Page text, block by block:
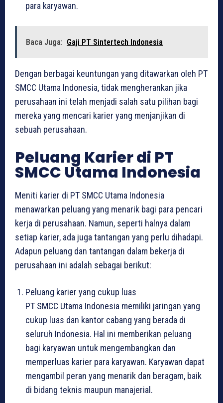
para karyawan.
Baca Juga: Gaji PT Sintertech Indonesia
Dengan berbagai keuntungan yang ditawarkan oleh PT
SMCC Utama Indonesia, tidak mengherankan jika
perusahaan ini telah menjadi salah satu pilihan bagi
mereka yang mencari karier yang menjanjikan di
sebuah perusahaan.
Peluang Karier di PT
SMCC Utama Indonesia
Meniti karier di PT SMCC Utama Indonesia
menawarkan peluang yang menarik bagi para pencari
kerja di perusahaan. Namun, seperti halnya dalam
setiap karier, ada juga tantangan yang perlu dihadapi.
Adapun peluang dan tantangan dalam bekerja di
perusahaan ini adalah sebagai berikut:
Peluang karier yang cukup luas
PT SMCC Utama Indonesia memiliki jaringan yang
cukup luas dan kantor cabang yang berada di
seluruh Indonesia. Hal ini memberikan peluang
bagi karyawan untuk mengembangkan dan
memperluas karier para karyawan. Karyawan dapat
mengambil peran yang menarik dan beragam, baik
di bidang teknis maupun manajerial.